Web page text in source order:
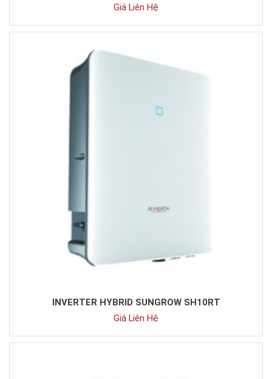
Giá Liên Hệ
INVERTER HYBRID SUNGROW SH10RT
Giá Liên Hệ